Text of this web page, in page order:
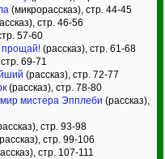
(микрорассказ), стр. 44-45
стр. 46-56
57-60
прощай! (рассказ), стр. 61-68
69-71
(рассказ), стр. 72-77
(рассказ), стр. 78-80
мистера Эпплеби (рассказ),
стр. 93-98
стр. 99-106
стр. 107-111